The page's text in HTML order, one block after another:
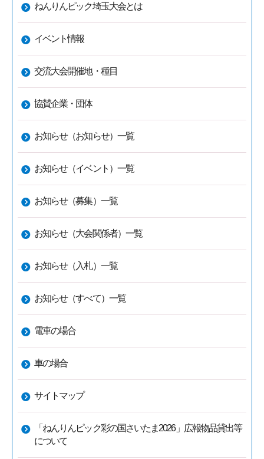
ねんりんピック埼玉大会とは
イベント情報
交流大会開催地・種目
協賛企業・団体
お知らせ（お知らせ）一覧
お知らせ（イベント）一覧
お知らせ（募集）一覧
お知らせ（大会関係者）一覧
お知らせ（入札）一覧
お知らせ（すべて）一覧
電車の場合
車の場合
サイトマップ
「ねんりんピック彩の国さいたま2026」広報物品貸出等
について